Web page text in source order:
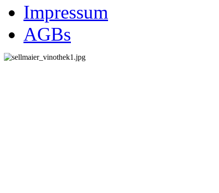
Impressum
AGBs